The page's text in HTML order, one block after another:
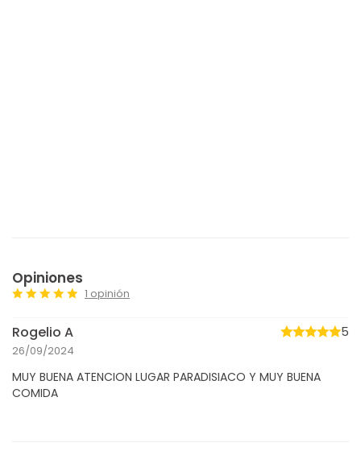
Opiniones
1 opinión
Rogelio A
26/09/2024
5
MUY BUENA ATENCION LUGAR PARADISIACO Y MUY BUENA
COMIDA